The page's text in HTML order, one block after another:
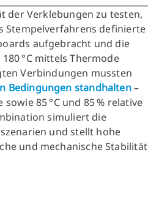
der Verklebungen zu testen,
Stempelverfahrens definierte
aufgebracht und die
°C mittels Thermode
Verbindungen mussten
Bedingungen standhalten–
85 °C und 85 % relative
simuliert die
und stellt hohe
und mechanische Stabilität